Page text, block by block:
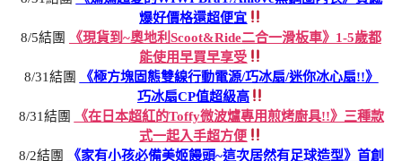
爆好價格還超便宜
8/5結團
《現貨到~奧地利Scoot&Ride二合一滑板車》1-5歲都
能使用早買早享受
8/31結團
《極方塊固態雙線行動電源/巧冰扇/迷你冰心扇!!》
巧冰扇CP值超級高
8/31結團
《在日本超紅的Toffy微波爐專用煎烤廚具!!》三種款
式一起入手超方便
8/2結團
《家有小孩必備美姬饅頭~這次居然有足球造型》首創